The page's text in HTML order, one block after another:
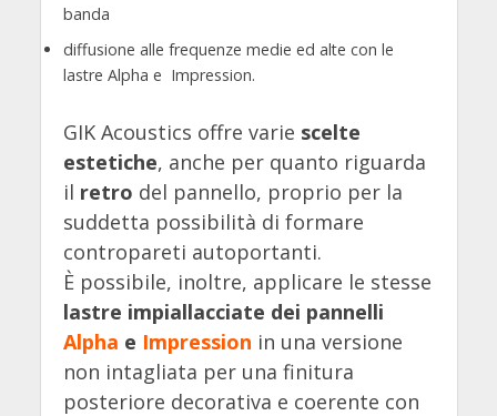
banda
diffusione alle frequenze medie ed alte con le
lastre Alpha e Impression.
GIK Acoustics offre varie scelte
estetiche, anche per quanto riguarda
il retro del pannello, proprio per la
suddetta possibilità di formare
contropareti autoportanti.
È possibile, inoltre, applicare le stesse
lastre impiallacciate dei pannelli
Alpha e Impression in una versione
non intagliata per una finitura
posteriore decorativa e coerente con